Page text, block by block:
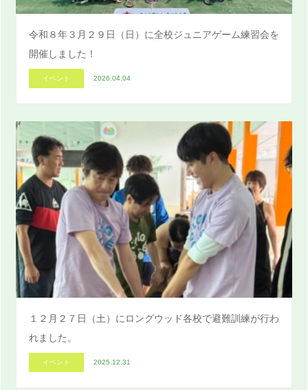
令和８年３月２９日（日）に全校ジュニアゲーム練習会を
開催しました！
イベント 2026.04.04
１２月２７日（土）にロングウッド各校で避難訓練が行わ
れました。
イベント 2025.12.31